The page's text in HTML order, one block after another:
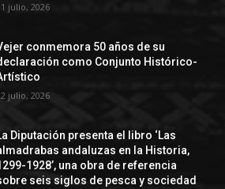
julio, 2026
conmemora 50 años de su
como Conjunto Histórico-
julio, 2026
Diputación presenta el libro ‘Las
andaluzas en la Historia,
1928’, una obra de referencia
seis siglos de pesca y sociedad